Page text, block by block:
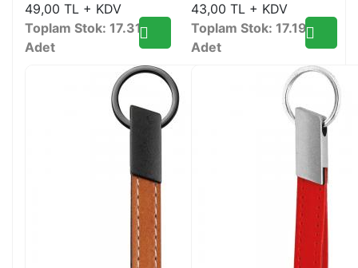
49,00 TL + KDV
Toplam Stok: 17.319
Adet
43,00 TL + KDV
Toplam Stok: 17.192
Adet